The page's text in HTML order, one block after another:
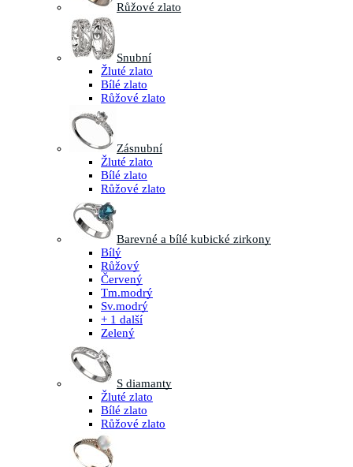
Růžové zlato
Snubní
Žluté zlato
Bílé zlato
Růžové zlato
Zásnubní
Žluté zlato
Bílé zlato
Růžové zlato
Barevné a bílé kubické zirkony
Bílý
Růžový
Červený
Tm.modrý
Sv.modrý
+ 1 další
Zelený
S diamanty
Žluté zlato
Bílé zlato
Růžové zlato